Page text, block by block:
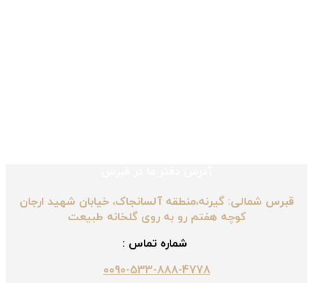
قبرس شمالی: گیرنه،منطقه آلسانجاک، خیابان شهید ارجان
کوچه هفتم رو به روی گلخانه طبیعت
شماره تماس :
0090-533-888-4778